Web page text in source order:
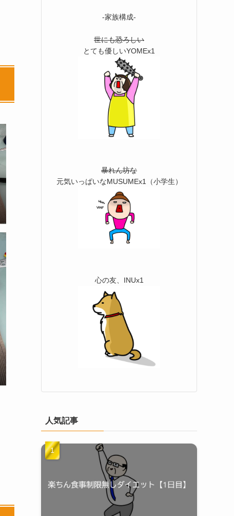
-家族構成-
世にも恐ろしい
とても優しいYOMEx1
暴れん坊な
元気いっぱいなMUSUMEx1（小学生）
心の友、INUx1
人気記事